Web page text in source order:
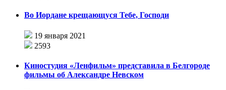
Во Иордане крещающуся Тебе, Господи
19 января 2021
2593
Киностудия «Ленфильм» представила в Белгороде
фильмы об Александре Невском